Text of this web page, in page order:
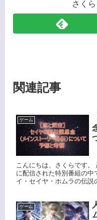
さく
関連記事
ゲーム
こんにちは、さくらです
に配信された特別番組の
イ・セイヤ・ホムラの伝説
ゲーム